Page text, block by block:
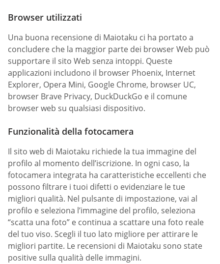
Browser utilizzati
Una buona recensione di Maiotaku ci ha portato a
concludere che la maggior parte dei browser Web può
supportare il sito Web senza intoppi. Queste
applicazioni includono il browser Phoenix, Internet
Explorer, Opera Mini, Google Chrome, browser UC,
browser Brave Privacy, DuckDuckGo e il comune
browser web su qualsiasi dispositivo.
Funzionalità della fotocamera
Il sito web di Maiotaku richiede la tua immagine del
profilo al momento dell’iscrizione. In ogni caso, la
fotocamera integrata ha caratteristiche eccellenti che
possono filtrare i tuoi difetti o evidenziare le tue
migliori qualità. Nel pulsante di impostazione, vai al
profilo e seleziona l’immagine del profilo, seleziona
“scatta una foto” e continua a scattare una foto reale
del tuo viso. Scegli il tuo lato migliore per attirare le
migliori partite. Le recensioni di Maiotaku sono state
positive sulla qualità delle immagini.